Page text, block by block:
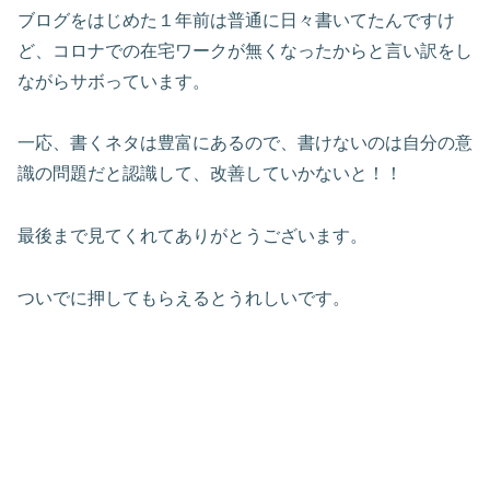
ブログをはじめた１年前は普通に日々書いてたんですけ
ど、コロナでの在宅ワークが無くなったからと言い訳をし
ながらサボっています。
一応、書くネタは豊富にあるので、書けないのは自分の意
識の問題だと認識して、改善していかないと！！
最後まで見てくれてありがとうございます。
ついでに押してもらえるとうれしいです。